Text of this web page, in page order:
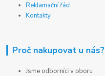
Reklamační řád
Kontakty
Proč nakupovat u nás?
Jsme odborníci v oboru